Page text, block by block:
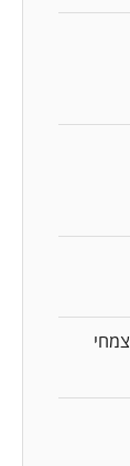
צמחי